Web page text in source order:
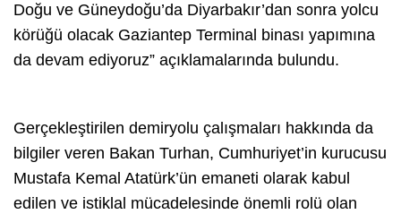
Doğu ve Güneydoğu’da Diyarbakır’dan sonra yolcu
körüğü olacak Gaziantep Terminal binası yapımına
da devam ediyoruz” açıklamalarında bulundu.
Gerçekleştirilen demiryolu çalışmaları hakkında da
bilgiler veren Bakan Turhan, Cumhuriyet’in kurucusu
Mustafa Kemal Atatürk’ün emaneti olarak kabul
edilen ve istiklal mücadelesinde önemli rolü olan